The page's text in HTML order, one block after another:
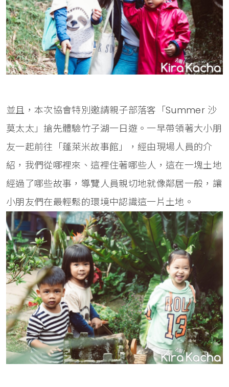
並且，本次協會特別邀請親子部落客「Summer 沙
莫太太」搶先體驗竹子湖一日遊。一早帶領著大小朋
友一起前往「蓬萊米故事館」，經由現場人員的介
紹，我們從哪裡來、這裡住著哪些人，這在一塊土地
經過了哪些故事，導覽人員親切地就像鄰居一般，讓
小朋友們在最輕鬆的環境中認識這一片土地。